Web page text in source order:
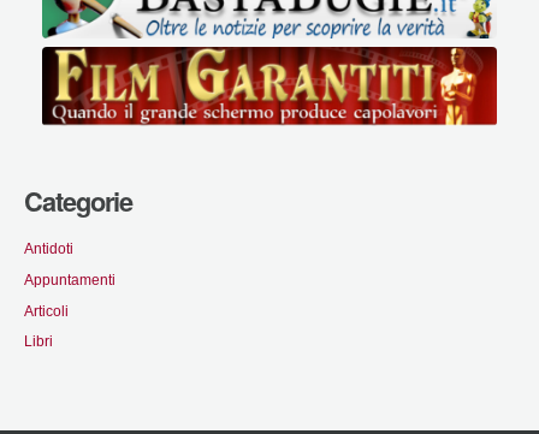
Categorie
Antidoti
Appuntamenti
Articoli
Libri